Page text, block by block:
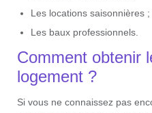
Les locations saisonnières ;
Les baux professionnels.
Comment obtenir
logement ?
Si vous ne connaissez pas